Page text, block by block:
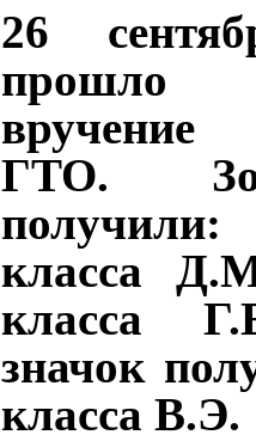
26
прошло
вручение
ГТО.
класса
класса
значок
класса В.Э.